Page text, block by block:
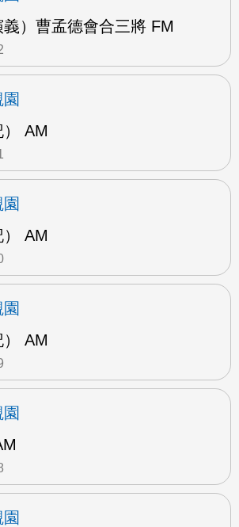
義）曹孟德會合三將 FM
） AM
） AM
） AM